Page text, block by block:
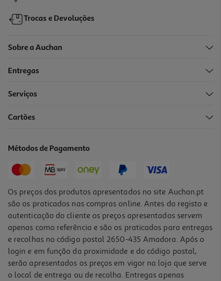
Trocas e Devoluções
Sobre a Auchan
Entregas
Serviços
Cartões
Métodos de Pagamento
Os preços dos produtos apresentados no site Auchan.pt
são os praticados nas compras online. Antes do registo e
autenticação do cliente os preços apresentados servem
apenas como referência e são os praticados para entregas
e recolhas no código postal 2650-435 Amadora. Após o
login e em função da proximidade e do código postal,
serão apresentados os preços em vigor na loja que serve
o local de entrega ou de recolha. Entregas apenas